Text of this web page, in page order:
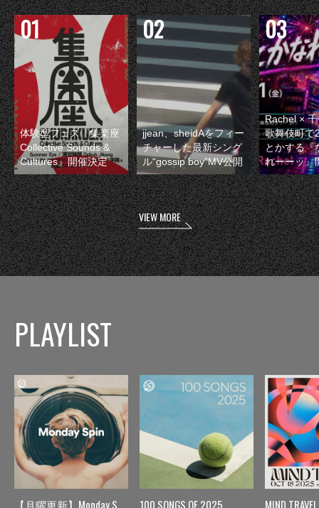
体験型フェス『集楽座
Collective Sounds &
Cultures』開催決定
jjean、sheidAをフィー
チャーした最新シング
ル“gossip boy”MV公開
Rachel ×
歌舞伎町で
とかする『
れーーッ』
VIEW MORE
PLAYLIST
【月曜更新】Monday Spin 100 SONGS OF 2025 MIND TRAVEL